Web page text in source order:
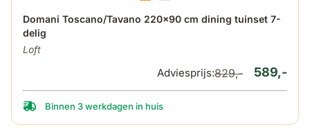
Domani Toscano/Tavano 220x90 cm dining tuinset 7-
delig
Loft
De prijs is afhankelijk van de gekozen opties op de
589,-
Adviesprijs:829,-
Binnen 3 werkdagen in huis